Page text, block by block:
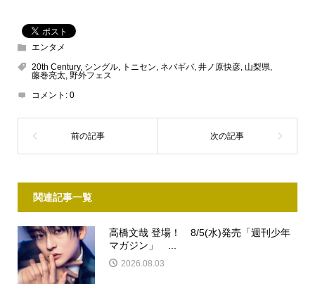
エンタメ
20th Century, シングル, トニセン ネバギバ, 井ノ原快彦, 山梨県
藤巻亮太, 野外フェス
コメント: 0
関連記事一覧
高橋文哉 登場！ 8/5(水)発売「週刊少年
マガジン」 ...
2026.08.03